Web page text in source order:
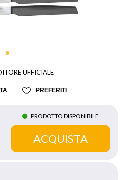
UFFICIALE
PREFERITI
PRODOTTO DISPONIBILE